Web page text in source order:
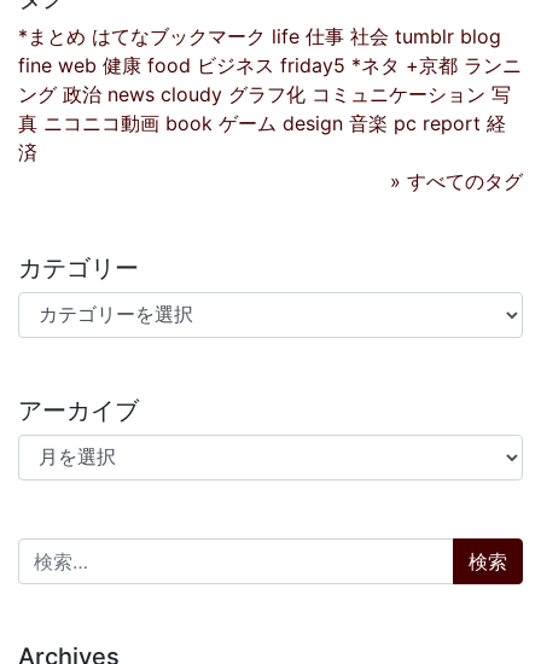
*まとめ はてなブックマーク life 仕事 社会 tumblr blog
fine web 健康 food ビジネス friday5 *ネタ +京都 ランニ
ング 政治 news cloudy グラフ化 コミュニケーション 写
真 ニコニコ動画 book ゲーム design 音楽 pc report 経
済
» すべてのタグ
カテゴリー
カテゴリー
アーカイブ
アーカイブ
検索:
Archives